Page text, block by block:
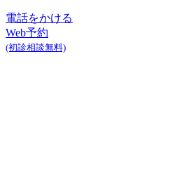
電話をかける
Web予約
(初診相談無料)